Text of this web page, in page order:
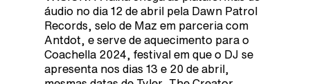
áudio no dia 12 de abril pela Dawn Patrol
Records, selo de Maz em parceria com
Antdot, e serve de aquecimento para o
Coachella 2024, festival em que o DJ se
apresenta nos dias 13 e 20 de abril,